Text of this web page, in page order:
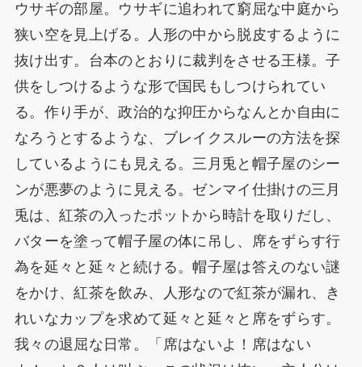
ウサギの部屋。ウサギに追われて窮屈な中庭から
狭い空を見上げる。人形の中から脱皮するように
抜け出す。台本のとおりに裁判をさせる王様。子
供をしつけるような形で国民もしつけられてい
る。作り手が、政治的な抑圧からなんとか自由に
なろうとするような、ブレイクスルーの方法を探
しているようにも見える。三月兎と帽子屋のシー
ンが悪夢のように見える。ゼンマイ仕掛けの三月
兎は、紅茶の入ったポットから時計を取りだし、
バターを塗って帽子屋の体に吊し、席をずらす行
為を延々と延々と続ける。帽子屋は答えのない謎
をかけ、紅茶を飲み、人形なので紅茶が漏れ、き
れいなカップを求めて延々と延々と席をずらす。
我々の退屈な日常。「席はないよ！席はない